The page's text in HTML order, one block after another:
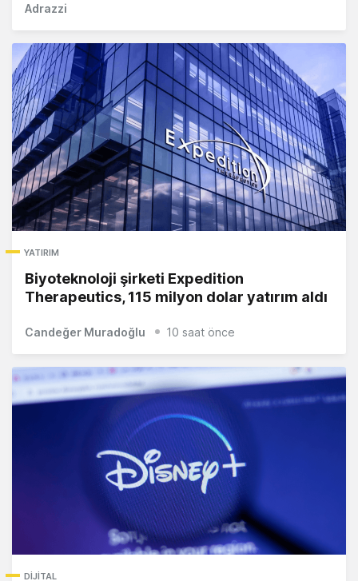
Adrazzi
YATIRIM
Biyoteknoloji şirketi Expedition
Therapeutics, 115 milyon dolar yatırım aldı
Candeğer Muradoğlu 10 saat önce
DIJITAL